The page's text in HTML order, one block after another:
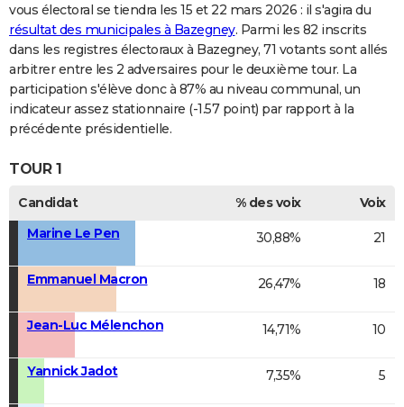
vous électoral se tiendra les 15 et 22 mars 2026 : il s'agira du
résultat des municipales à Bazegney. Parmi les 82 inscrits
dans les registres électoraux à Bazegney, 71 votants sont allés
arbitrer entre les 2 adversaires pour le deuxième tour. La
participation s'élève donc à 87% au niveau communal, un
indicateur assez stationnaire (-1.57 point) par rapport à la
précédente présidentielle.
TOUR 1
Candidat % des voix
Voix
Marine Le Pen
30,88% 21
Emmanuel Macron 26,47% 18
Jean-Luc Mélenchon 14,71% 10
Yannick Jadot 7,35% 5